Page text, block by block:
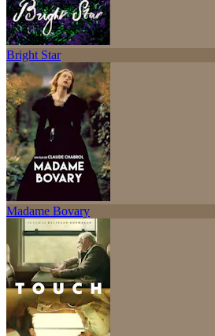
Bright Star
Madame Bovary